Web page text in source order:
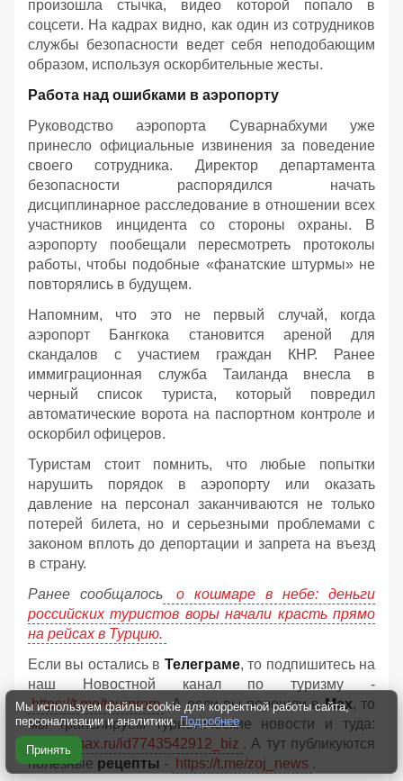
произошла стычка, видео которой попало в
соцсети. На кадрах видно, как один из сотрудников
службы безопасности ведет себя неподобающим
образом, используя оскорбительные жесты.
Работа над ошибками в аэропорту
Руководство аэропорта Суварнабхуми уже
принесло официальные извинения за поведение
своего сотрудника. Директор департамента
безопасности распорядился начать
дисциплинарное расследование в отношении всех
участников инцидента со стороны охраны. В
аэропорту пообещали пересмотреть протоколы
работы, чтобы подобные «фанатские штурмы» не
повторялись в будущем.
Напомним, что это не первый случай, когда
аэропорт Бангкока становится ареной для
скандалов с участием граждан КНР. Ранее
иммиграционная служба Таиланда внесла в
черный список туриста, который повредил
автоматические ворота на паспортном контроле и
оскорбил офицеров.
Туристам стоит помнить, что любые попытки
нарушить порядок в аэропорту или оказать
давление на персонал заканчиваются не только
потерей билета, но и серьезными проблемами с
законом вплоть до депортации и запрета на въезд
в страну.
Ранее сообщалось
о кошмаре в небе: деньги
российских туристов воры начали красть прямо
на рейсах в Турцию.
Если вы остались в Телеграме, то подпишитесь на
наш Новостной канал по туризму -
https://t.me/tourprom . А если вы перешли вМах, то
мы транслируем туристические новости и туда:
https://max.ru/id7743542912_biz . А тут публикуются
полезные рецепты - https://t.me/zoj_news .
Мы используем файлы cookie для корректной работы сайта,
персонализации и аналитики. Подробнее
Принять